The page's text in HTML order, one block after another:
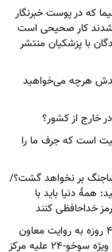
که در پوست خبرنگار
کار صحیحی است
با پزشکیان منتشر
هرچه می‌خواهید
خارج از کشور؟
است که جرف ما را
بر نخواهد گشت؟/
همۀ دنیا باید با
خداحافظی کنند
خطرناک‌ترین مأموریت جنگ ۴۰ روزه به روایت معاون
نیروی هوایی ارتش/ مأموریت ویژه سوخو-۲۴ علیه مرکز